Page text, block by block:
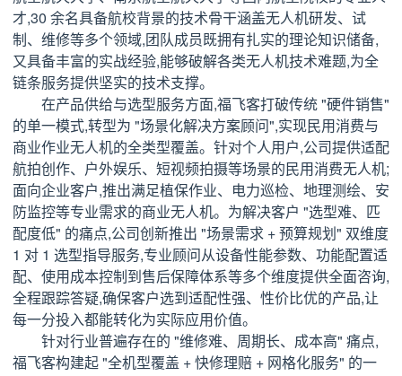
才,30 余名具备航校背景的技术骨干涵盖无人机研发、试
制、维修等多个领域,团队成员既拥有扎实的理论知识储备,
又具备丰富的实战经验,能够破解各类无人机技术难题,为全
链条服务提供坚实的技术支撑。
在产品供给与选型服务方面,福飞客打破传统 "硬件销售"
的单一模式,转型为 "场景化解决方案顾问",实现民用消费与
商业作业无人机的全类型覆盖。针对个人用户,公司提供适配
航拍创作、户外娱乐、短视频拍摄等场景的民用消费无人机;
面向企业客户,推出满足植保作业、电力巡检、地理测绘、安
防监控等专业需求的商业无人机。为解决客户 "选型难、匹
配度低" 的痛点,公司创新推出 "场景需求 + 预算规划" 双维度
1 对 1 选型指导服务,专业顾问从设备性能参数、功能配置适
配、使用成本控制到售后保障体系等多个维度提供全面咨询,
全程跟踪答疑,确保客户选到适配性强、性价比优的产品,让
每一分投入都能转化为实际应用价值。
针对行业普遍存在的 "维修难、周期长、成本高" 痛点,
福飞客构建起 "全机型覆盖 + 快修理赔 + 网格化服务" 的一